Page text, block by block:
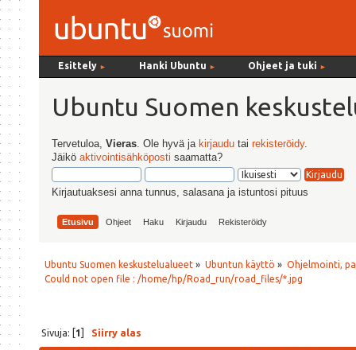
Esittely ► Hanki Ubuntu ► Ohjeet ja tuki ►
Ubuntu Suomen
Tervetuloa,Vieras . Ole hyvä ja kirjaudu tairekisteröidy.
Jäiköaktivointisähköposti saamatta?
Kirjautuaksesi anna tunnus, salasana ja istuntosi pituus
Etusivu Ohjeet Haku Kirjaudu Rekisteröidy
Ubuntu Suomen keskustelualueet » Ubuntun käyttö » Ohjelmointi,
Could not open file : /home/hp/Road_run/road_files/*.jpg
Sivuja: [1] Siirry alas